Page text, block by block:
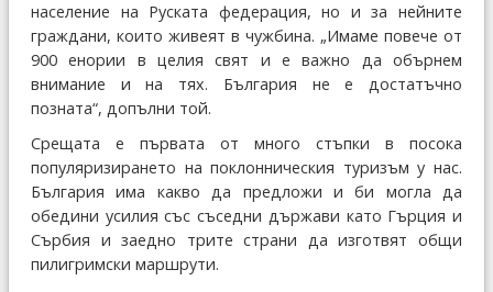
население на Руската федерация, но и за нейните
граждани, които живеят в чужбина. „Имаме повече от
900 енории в целия свят и е важно да обърнем
внимание и на тях. България не е достатъчно
позната“, допълни той.
Срещата е първата от много стъпки в посока
популяризирането на поклонническия туризъм у нас.
България има какво да предложи и би могла да
обедини усилия със съседни държави като Гърция и
Сърбия и заедно трите страни да изготвят общи
пилигримски маршрути.